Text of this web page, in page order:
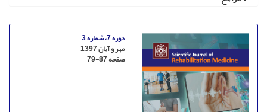
دوره 7، شماره 3
مهر و آبان 1397
صفحه79-87